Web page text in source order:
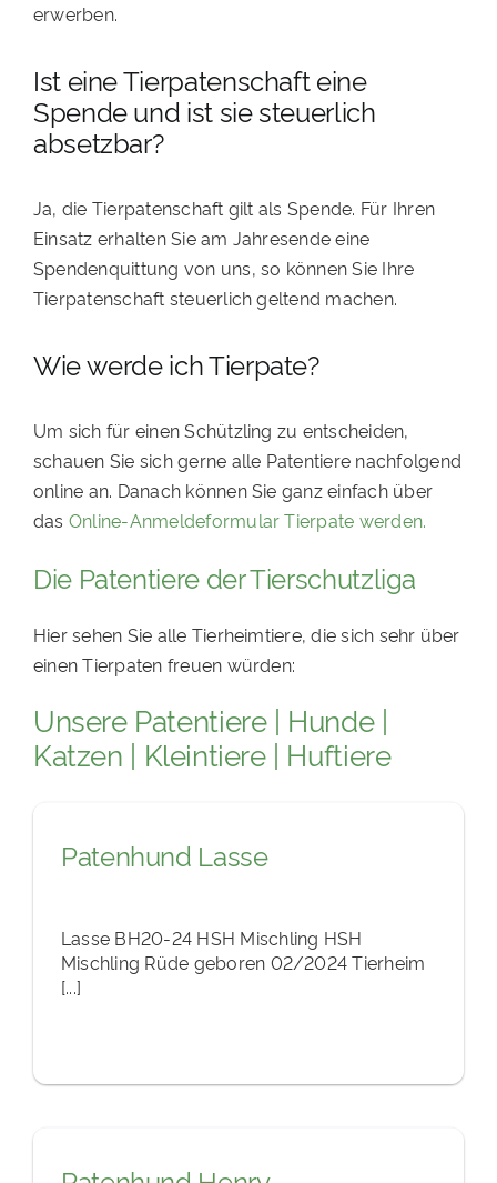
erwerben.
Ist eine Tierpatenschaft eine
Spende und ist sie steuerlich
absetzbar?
Ja, die Tierpatenschaft gilt als Spende. Für Ihren
Einsatz erhalten Sie am Jahresende eine
Spendenquittung von uns, so können Sie Ihre
Tierpatenschaft steuerlich geltend machen.
Wie werde ich Tierpate?
Um sich für einen Schützling zu entscheiden,
schauen Sie sich gerne alle Patentiere nachfolgend
online an. Danach können Sie ganz einfach über
das Online-Anmeldeformular Tierpate werden.
Die Patentiere der Tierschutzliga
Hier sehen Sie alle Tierheimtiere, die sich sehr über
einen Tierpaten freuen würden:
Unsere Patentiere | Hunde|
Katzen | Kleintiere| Huftiere
Patenhund Lasse
Lasse BH20-24 HSH Mischling HSH
Mischling Rüde geboren 02/2024 Tierheim
[...]